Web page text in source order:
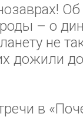
– о
не
дожили
в